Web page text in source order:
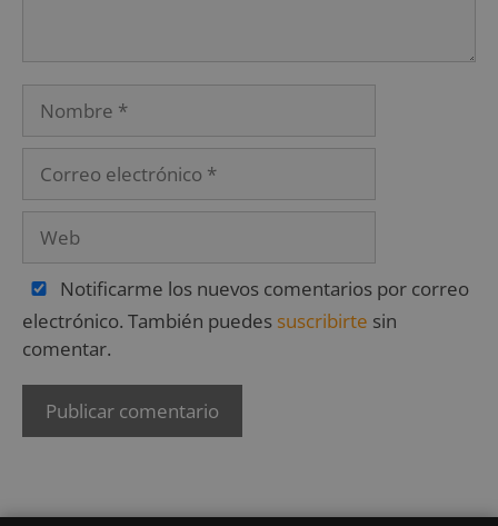
Notificarme los nuevos comentarios por correo
electrónico. También puedes suscribirte sin
comentar.